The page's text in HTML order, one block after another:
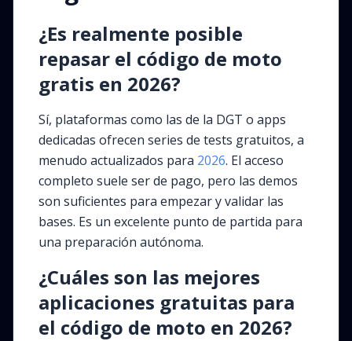
¿Es realmente posible
repasar el código de moto
gratis en 2026?
Sí, plataformas como las de la DGT o apps
dedicadas ofrecen series de tests gratuitos, a
menudo actualizados para 2026. El acceso
completo suele ser de pago, pero las demos
son suficientes para empezar y validar las
bases. Es un excelente punto de partida para
una preparación autónoma.
¿Cuáles son las mejores
aplicaciones gratuitas para
el código de moto en 2026?